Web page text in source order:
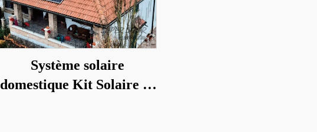
Système solaire
domestique Kit Solaire 5-